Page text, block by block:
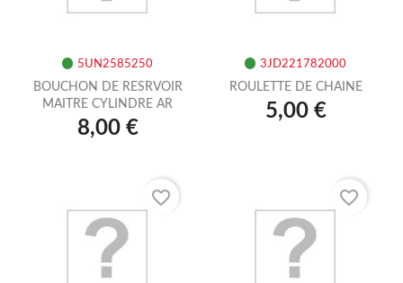
5UN2585250
BOUCHON DE RESRVOIR
MAITRE CYLINDRE AR
8,00 €
3JD221782000
ROULETTE DE CHAINE
5,00 €
favorite_border favorite_border